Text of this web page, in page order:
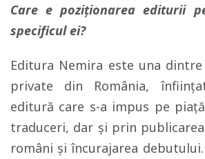
Care e poziționarea editurii
specificul ei?
Editura Nemira este una
private din România,
editură care s-a impus pe
traduceri, dar şi prin
români şi încurajarea